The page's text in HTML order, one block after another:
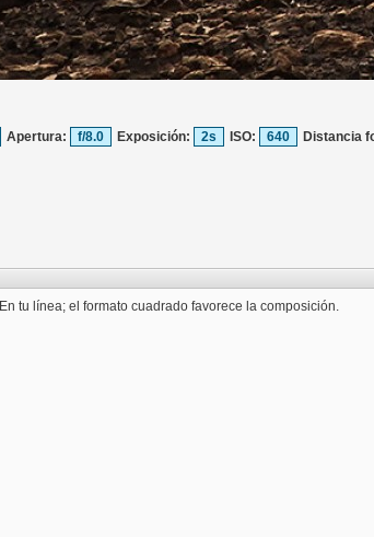
Apertura: f/8.0 Exposición: 2s ISO: 640 Distancia
En tu línea; el formato cuadrado favorece la composición.